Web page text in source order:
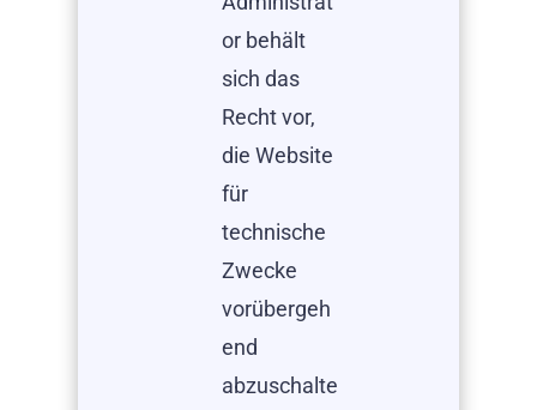
or behält
sich das
Recht vor,
die Website
für
technische
Zwecke
vorübergeh
end
abzuschalte